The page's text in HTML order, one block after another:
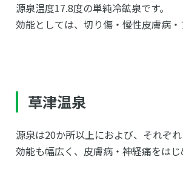
源泉温度17.8度の単純冷鉱泉です。
効能としては、切り傷・慢性皮膚病
草津温泉
源泉は20か所以上におよび、それぞ
効能も幅広く、皮膚病・神経痛をは